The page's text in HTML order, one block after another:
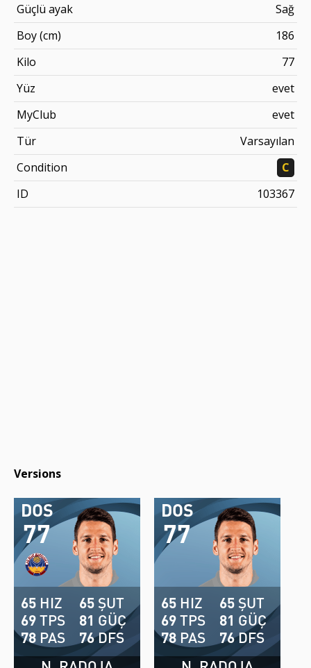
Güçlü ayak
Sağ
Boy (cm)
186
Kilo
77
Yüz
evet
MyClub
evet
Tür
Varsayılan
Condition
C
ID
103367
Versions
77
DOS
65 HIZ
69TPS
78 PAS
65 ŞUT
81 GÜÇ
76DFS
77
DOS
65 HIZ
69TPS
78 PAS
65 ŞUT
81 GÜÇ
76DFS